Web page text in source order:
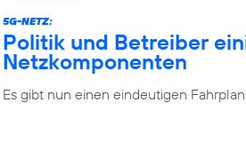
5G-NETZ:
Politik und Betreiber
Netzkomponenten
Es gibt nun einen eindeutigen